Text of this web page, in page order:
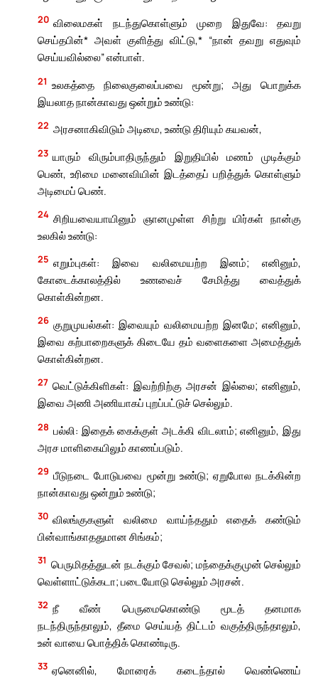
20 விலைமகள் நடந்துகொள்ளும் முறை இதுவே: தவறு
செய்தபின்* அவள் குளித்து விட்டு,* “நான் தவறு எதுவும்
செய்யவில்லை” என்பாள்.
21 உலகத்தை நிலைகுலைப்பவை மூன்று; அது பொறுக்க
இயலாத நான்காவது ஒன்றும் உண்டு:
22 அரசனாகிவிடும் அடிமை, உண்டு திரியும் கயவன்,
23 யாரும் விரும்பாதிருந்தும் இறுதியில் மணம் முடிக்கும்
பெண், உரிமை மனைவியின் இடத்தைப் பறித்துக் கொள்ளும்
அடிமைப் பெண்.
24 சிறியவையாயினும் ஞானமுள்ள சிற்று யிர்கள் நான்கு
உலகில் உண்டு:
25 எறும்புகள்: இவை வலிமையற்ற இனம்; எனினும்,
கோடைக்காலத்தில் உணவைச் சேமித்து வைத்துக்
கொள்கின்றன.
26 குறுமுயல்கள்: இவையும் வலிமையற்ற இனமே; எனினும்,
இவை கற்பாறைகளுக் கிடையே தம் வளைகளை அமைத்துக்
கொள்கின்றன.
27 வெட்டுக்கிளிகள்: இவற்றிற்கு அரசன் இல்லை; எனினும்,
இவை அணி அணியாகப் புறப்பட்டுச் செல்லும்.
28 பல்லி: இதைக் கைக்குள் அடக்கி விடலாம்; எனினும், இது
அரச மாளிகையிலும் காணப்படும்.
29 பீடுநடை போடுபவை மூன்று உண்டு; ஏறுபோல நடக்கின்ற
நான்காவது ஒன்றும் உண்டு;
30 விலங்குகளுள் வலிமை வாய்ந்ததும் எதைக் கண்டும்
பின்வாங்காததுமான சிங்கம்;
31 பெருமிதத்துடன் நடக்கும் சேவல்; மந்தைக்குமுன் செல்லும்
வெள்ளாட்டுக்கடா; படையோடு செல்லும் அரசன்.
32 நீ வீண் பெருமைகொண்டு மூடத் தனமாக
நடந்திருந்தாலும், தீமை செய்யத் திட்டம் வகுத்திருந்தாலும்,
உன் வாயை பொத்திக் கொண்டிரு.
33 ஏனெனில், மோரைக் கடைந்தால் வெண்ணெய்